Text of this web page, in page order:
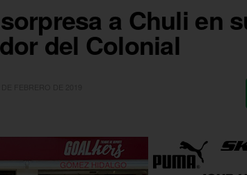
a Chuli en
del Colonial